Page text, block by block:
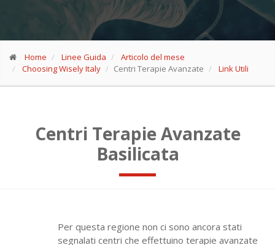
Home Linee Guida
Articolo del mese
Choosing Wisely Italy
Centri Terapie Avanzate Link Utili
Centri Terapie Avanzate
Basilicata
Per questa regione non ci sono ancora stati
segnalati centri che effettuino terapie avanzate